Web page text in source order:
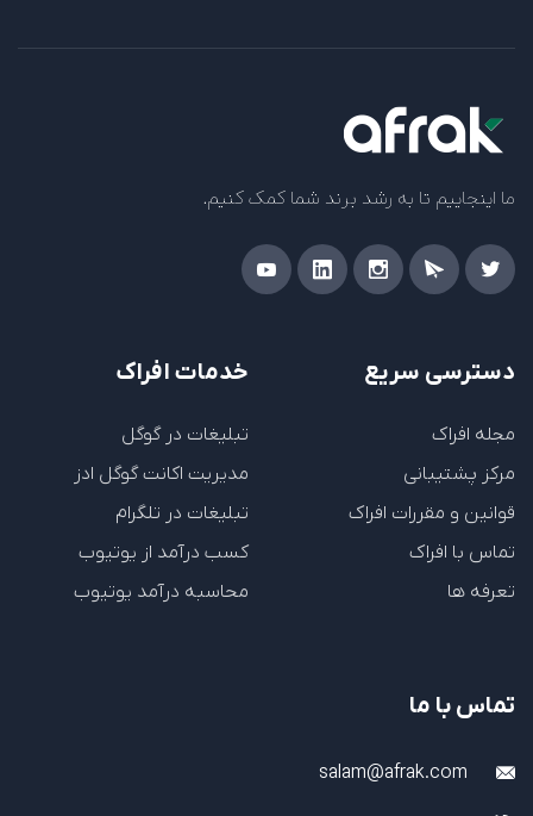
ما اینجاییم تا به رشد برند شما کمک کنیم.
دسترسی سریع
مجله افراک
مرکز پشتیبانی
قوانین و مقررات افراک
تماس با افراک
تعرفه ها
خدمات افراک
تبلیغات در گوگل
مدیریت اکانت گوگل ادز
تبلیغات در تلگرام
کسب درآمد از یوتیوب
محاسبه درآمد یوتیوب
تماس با ما
salam@afrak.com